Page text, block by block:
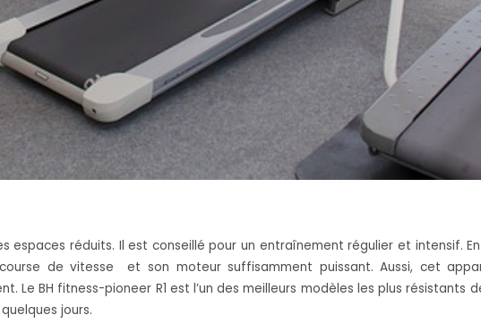
espaces réduits. Il est conseillé pour un entraînement régulier et intensif.
de vitesse et son moteur suffisamment puissant. Aussi, cet
Le BH fitness-pioneer R1 est l’un des meilleurs modèles les plus résistants
jours.